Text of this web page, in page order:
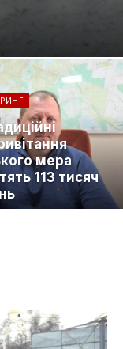
мера
113 тисяч